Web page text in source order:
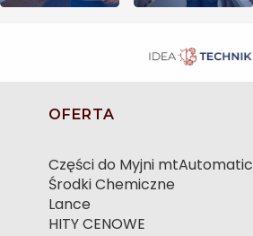
Linki w stopce
OFERTA
Części do Myjni mtAutomatic
Środki Chemiczne
Lance
HITY CENOWE